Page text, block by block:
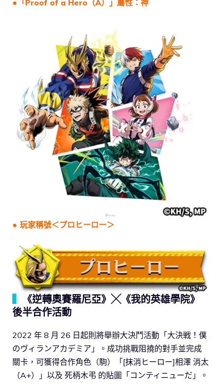
● 「Proof of a Hero（A）」屬性：神
● 玩家稱號＜プロヒーロー＞
《逆轉奧賽羅尼亞》╳《我的英雄學院》
後半合作活動
2022 年 8 月 26 日起則將舉辦大決鬥活動「大決戦！僕
のヴィランアカデミア」。成功挑戰阻撓的對手並完成
關卡，可獲得合作角色（駒）「[抹消ヒーロー]相澤 消太
（A+）」以及 死柄木弔 的貼圖「コンティニューだ」。